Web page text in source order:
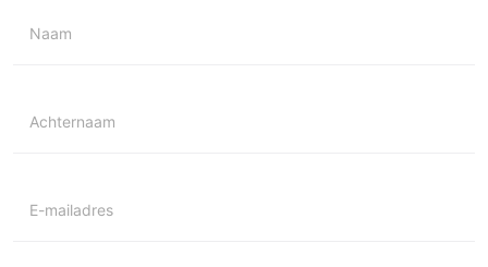
Naam
Achternaam
E-mailadres